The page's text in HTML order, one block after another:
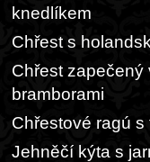
knedlíkem
Chřest s
Chřest zapečený
bramborami
Chřestové ragú s
Jehněčí kýta s